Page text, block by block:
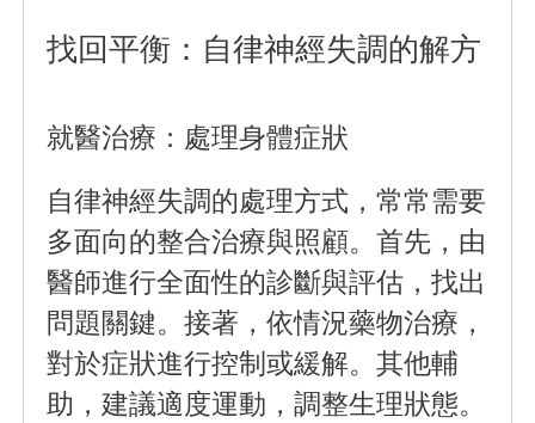
找回平衡：自律神經失調的解方
就醫治療：處理身體症狀
自律神經失調的處理方式，常常需要
多面向的整合治療與照顧。首先，由
醫師進行全面性的診斷與評估，找出
問題關鍵。接著，依情況藥物治療，
對於症狀進行控制或緩解。其他輔
助，建議適度運動，調整生理狀態。